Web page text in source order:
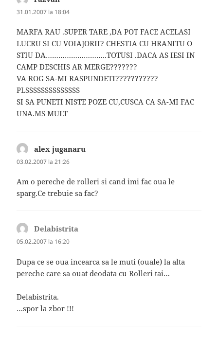
31.01.2007 la 18:04
MARFA RAU .SUPER TARE ,DA POT FACE ACELASI
LUCRU SI CU VOIAJORII? CHESTIA CU HRANITU O
STIU DA………………………..TOTUSI .DACA AS IESI IN
CAMP DESCHIS AR MERGE???????
VA ROG SA-MI RASPUNDETI???????????
PLSSSSSSSSSSSSSS
SI SA PUNETI NISTE POZE CU,CUSCA CA SA-MI FAC
UNA.MS MULT
alex juganaru
03.02.2007 la 21:26
Am o pereche de rolleri si cand imi fac oua le
sparg.Ce trebuie sa fac?
Delabistrita
05.02.2007 la 16:20
Dupa ce se oua incearca sa le muti (ouale) la alta
pereche care sa ouat deodata cu Rolleri tai…
Delabistrita.
…spor la zbor !!!